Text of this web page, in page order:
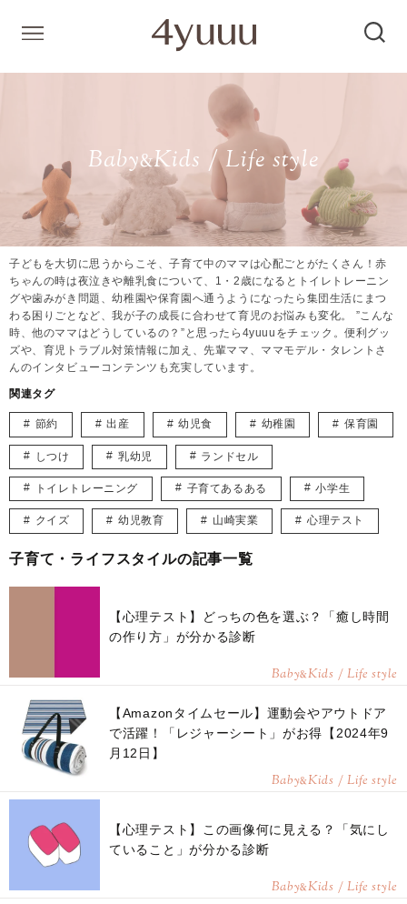
Baby&Kids / Life style
子どもを大切に思うからこそ、子育て中のママは心配ごとがたくさん！赤
ちゃんの時は夜泣きや離乳食について、1・2歳になるとトイレトレーニン
グや歯みがき問題、幼稚園や保育園へ通うようになったら集団生活にまつ
わる困りごとなど、我が子の成長に合わせて育児のお悩みも変化。 ”こんな
時、他のママはどうしているの？”と思ったら4yuuuをチェック。便利グッ
ズや、育児トラブル対策情報に加え、先輩ママ、ママモデル・タレントさ
んのインタビューコンテンツも充実しています。
関連タグ
節約 出産 幼児食 幼稚園 保育園
しつけ 乳幼児 ランドセル
トイレトレーニング 子育てあるある 小学生
クイズ 幼児教育 山崎実業 心理テスト
子育て・ライフスタイルの記事一覧
【心理テスト】どっちの色を選ぶ？「癒し時間
の作り方」が分かる診断
Baby&Kids / Life style
【Amazonタイムセール】運動会やアウトドア
で活躍！「レジャーシート」がお得【2024年9
月12日】
Baby&Kids / Life style
【心理テスト】この画像何に見える？「気にし
ていること」が分かる診断
Baby&Kids / Life style